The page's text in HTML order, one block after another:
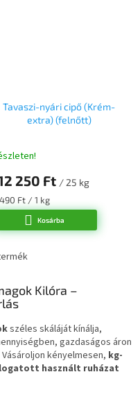
Tavaszi-nyári cipő (Krém-
extra) (felnőtt)
250 Ft / 25 kg
Ft / 1 kg
Kosárba
Kilóra –
széles skáláját kínálja,
gazdaságos áron
kényelmesen, kg-
használt ruházat